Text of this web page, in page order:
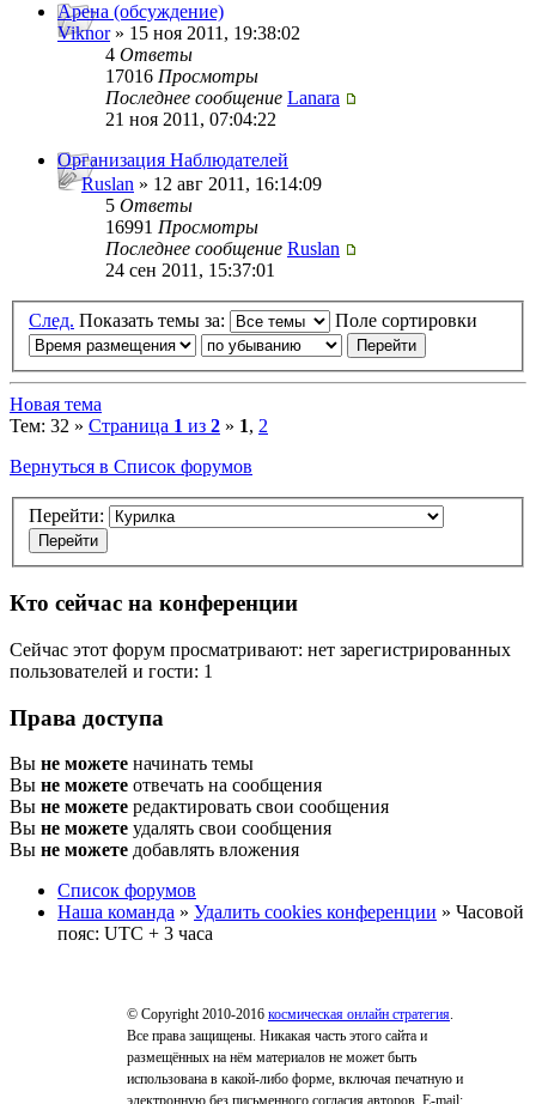
Арена (обсуждение)
Viknor» 15 ноя 2011, 19:38:02
4 Ответы
17016 Просмотры
Последнее сообщение Lanara
21 ноя 2011, 07:04:22
Организация Наблюдателей
Ruslan » 12 авг 2011, 16:14:09
5 Ответы
16991 Просмотры
Последнее сообщение Ruslan
24 сен 2011, 15:37:01
След. Показать темы за: Поле сортировки
Новая тема
Тем: 32 » Страница 1 из 2 » 1, 2
Вернуться в Список форумов
Перейти:
Кто сейчас на конференции
Сейчас этот форум просматривают: нет зарегистрированных
пользователей и гости: 1
Права доступа
Вы не можете начинать темы
Вы не можете отвечать на сообщения
Вы не можете редактировать свои сообщения
Вы не можете удалять свои сообщения
Вы не можете добавлять вложения
Список форумов
Наша команда » Удалить cookies конференции » Часовой
пояс: UTC + 3 часа
© Copyright 2010-2016 космическая онлайн стратегия.
Все права защищены. Никакая часть этого сайта и
размещённых на нём материалов не может быть
использована в какой-либо форме, включая печатную и